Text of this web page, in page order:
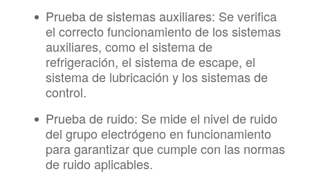
Prueba de sistemas auxiliares: Se verifica
el correcto funcionamiento de los sistemas
auxiliares, como el sistema de
refrigeración, el sistema de escape, el
sistema de lubricación y los sistemas de
control.
Prueba de ruido: Se mide el nivel de ruido
del grupo electrógeno en funcionamiento
para garantizar que cumple con las normas
de ruido aplicables.